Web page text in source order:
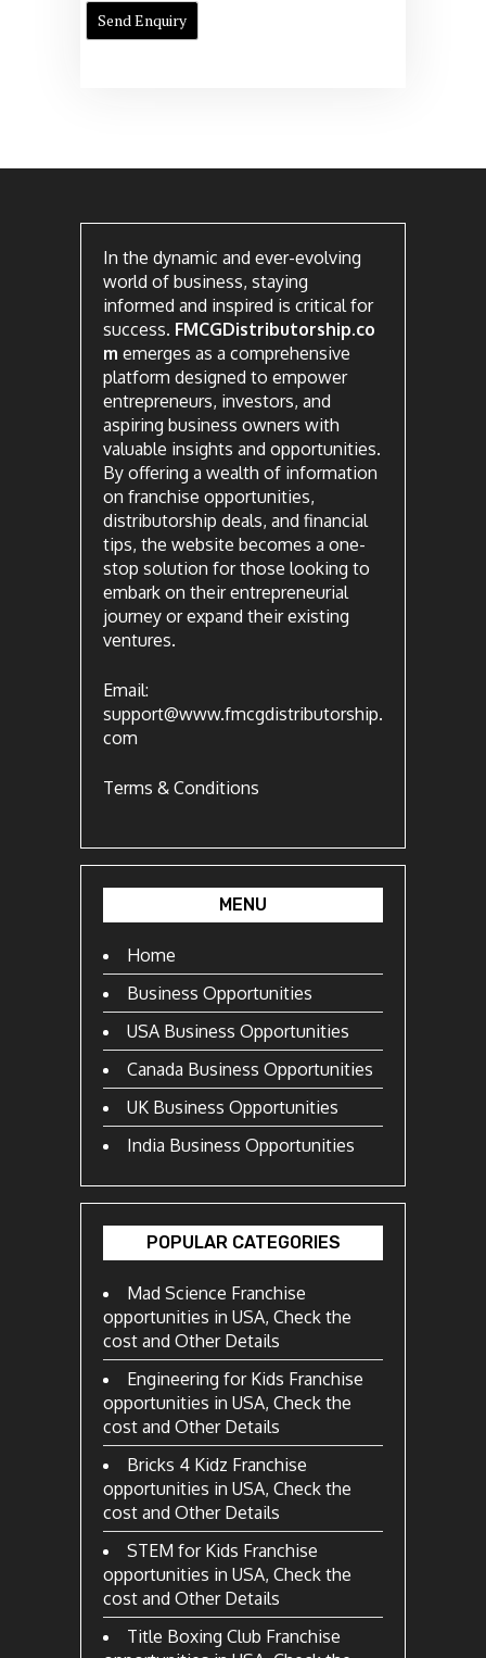
In the dynamic and ever-evolving
world of business, staying
informed and inspired is critical for
success. FMCGDistributorship.co
m emerges as a comprehensive
platform designed to empower
entrepreneurs, investors, and
aspiring business owners with
valuable insights and opportunities.
By offering a wealth of information
on franchise opportunities,
distributorship deals, and financial
tips, the website becomes a one-
stop solution for those looking to
embark on their entrepreneurial
journey or expand their existing
ventures.
Email:
support@www.fmcgdistributorship.
com
Terms & Conditions
MENU
Home
Business Opportunities
USA Business Opportunities
Canada Business Opportunities
UK Business Opportunities
India Business Opportunities
POPULAR CATEGORIES
Mad Science Franchise
opportunities in USA, Check the
cost and Other Details
Engineering for Kids Franchise
opportunities in USA, Check the
cost and Other Details
Bricks 4 Kidz Franchise
opportunities in USA, Check the
cost and Other Details
STEM for Kids Franchise
opportunities in USA, Check the
cost and Other Details
Title Boxing Club Franchise